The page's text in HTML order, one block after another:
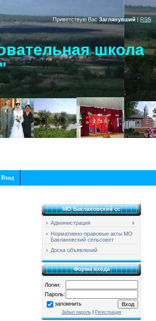
Приветствую Вас Заглянувший | RSS
школа
Вход
МО Баклановский сс
Администрация
Нормативно-правовые акты МО
Баклановский сельсовет
Доска объявлений
Форма входа
Логин:
Пароль:
запомнить
Забыл пароль Регистрация